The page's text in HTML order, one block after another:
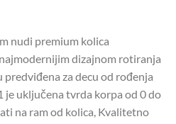
nudi premium kolica
dizajnom rotiranja
za decu od rođenja
je uključena tvrda korpa od 0 do
na ram od kolica, Kvalitetno